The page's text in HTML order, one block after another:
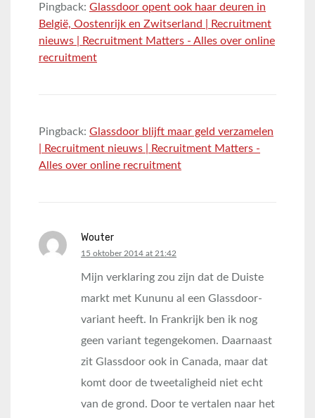
Pingback: Glassdoor opent ook haar deuren in
België, Oostenrijk en Zwitserland | Recruitment
nieuws | Recruitment Matters - Alles over online
recruitment
Pingback: Glassdoor blijft maar geld verzamelen
| Recruitment nieuws | Recruitment Matters -
Alles over online recruitment
Wouter
says:
15 oktober 2014 at 21:42
Mijn verklaring zou zijn dat de Duiste
markt met Kununu al een Glassdoor-
variant heeft. In Frankrijk ben ik nog
geen variant tegengekomen. Daarnaast
zit Glassdoor ook in Canada, maar dat
komt door de tweetaligheid niet echt
van de grond. Door te vertalen naar het